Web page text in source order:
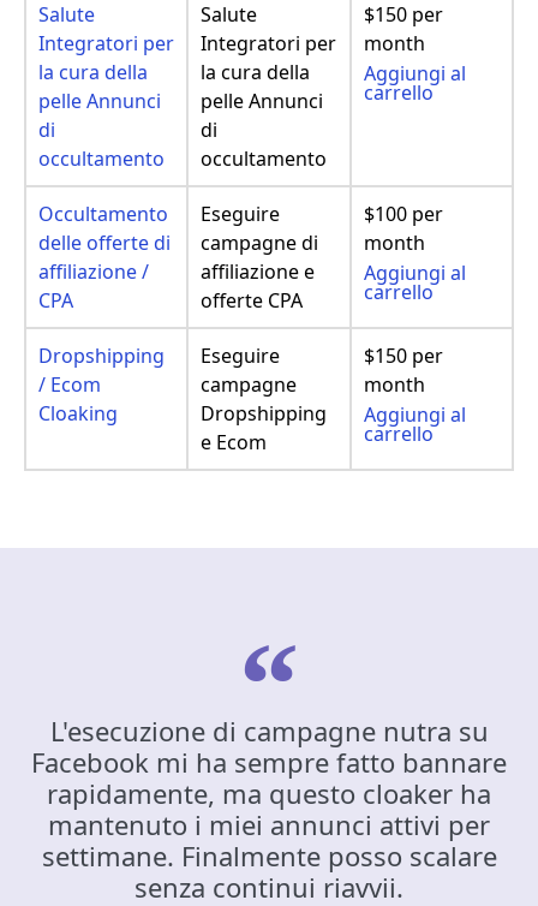
Salute
Integratori per
la cura della
pelle Annunci
di
occultamento
Salute
Integratori per
la cura della
pelle Annunci
di
occultamento
$150 per
month
Aggiungi al
carrello
Occultamento
delle offerte di
affiliazione /
CPA
Eseguire
campagne di
affiliazione e
offerte CPA
$100 per
month
Aggiungi al
carrello
Dropshipping
/ Ecom
Cloaking
Eseguire
campagne
Dropshipping
e Ecom
$150 per
month
Aggiungi al
carrello
L'esecuzione di campagne nutra su
Facebook mi ha sempre fatto bannare
rapidamente, ma questo cloaker ha
mantenuto i miei annunci attivi per
settimane. Finalmente posso scalare
senza continui riavvii.